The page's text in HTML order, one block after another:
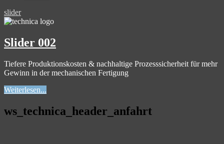
slider
Slider 002
Tiefere Produktionskosten & nachhaltige Prozesssicherheit für mehr
Gewinn in der mechanischen Fertigung
Weiterlesen...
ws_technica_header_anfahrt